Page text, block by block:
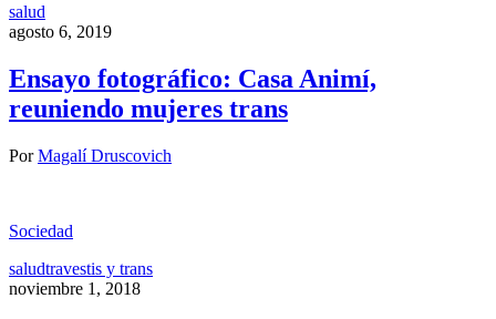
salud
agosto 6, 2019
Ensayo fotográfico: Casa Animí,
reuniendo mujeres trans
PorMagalí Druscovich
Sociedad
saludtravestis y trans
noviembre 1, 2018